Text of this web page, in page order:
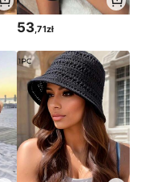
53,71zł